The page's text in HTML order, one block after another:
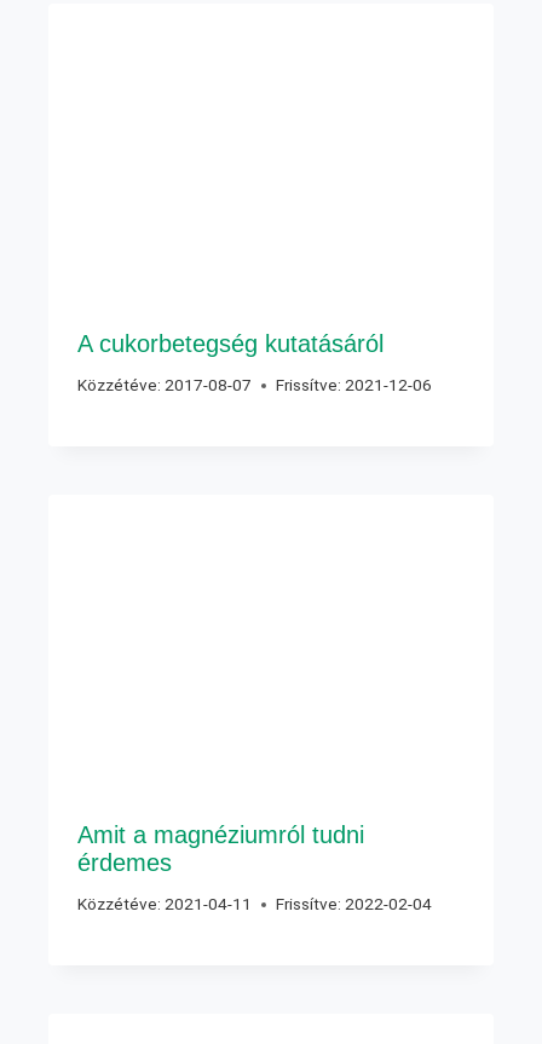
A cukorbetegség kutatásáról
Közzétéve: 2017-08-07 Frissítve: 2021-12-06
Amit a magnéziumról tudni
érdemes
Közzétéve: 2021-04-11 Frissítve: 2022-02-04